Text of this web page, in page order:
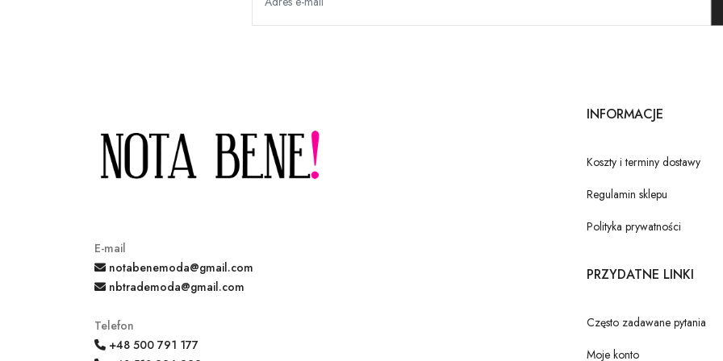
E-mail
notabenemoda@gmail.com
nbtrademoda@gmail.com
Telefon
+48 500 791 177
INFORMACJE
Koszty i terminy dostawy
Regulamin sklepu
Polityka prywatności
PRZYDATNE LINKI
Często zadawane pytania
Moje konto